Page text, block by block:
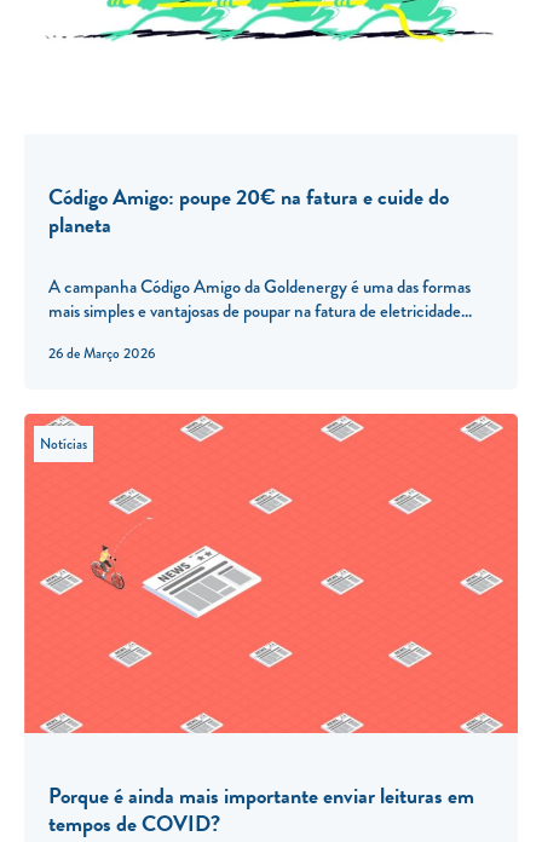
26 de Março 2026
Código Amigo: poupe 20€ na fatura e cuide do
planeta
A campanha Código Amigo da Goldenergy é uma das formas
mais simples e vantajosas de poupar na fatura de eletricidade...
Notícias
Porque é ainda mais importante enviar leituras em
tempos de COVID?